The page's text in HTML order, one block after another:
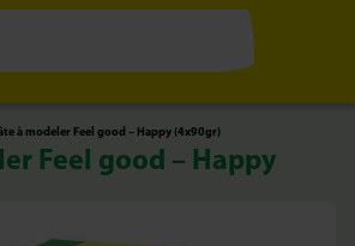
à modeler Feel good – Happy (4x90gr)
Feel good – Happy